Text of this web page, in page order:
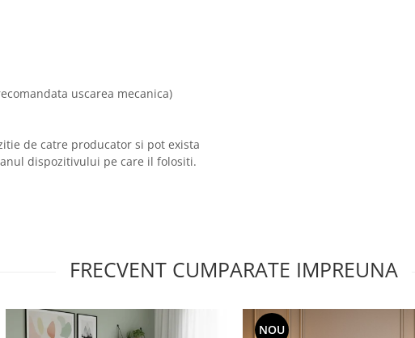
uscarea mecanica)
de catre producator si pot exista
dispozitivului pe care il folositi.
FRECVENT CUMPARATE IMPREUNA
NOU